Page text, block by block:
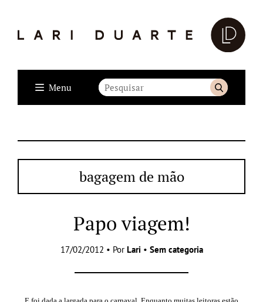
Menu
bagagem de mão
Papo viagem!
17/02/2012 • Por Lari • Sem categoria